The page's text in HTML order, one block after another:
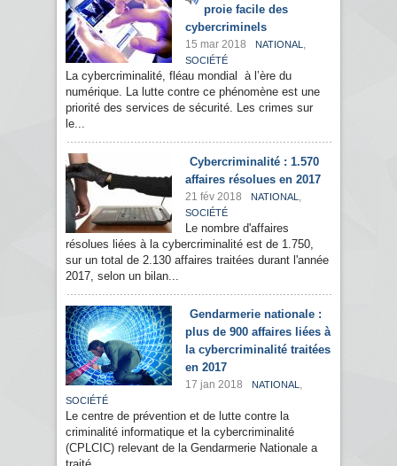
proie facile des
cybercriminels
15 mar 2018 NATIONAL ,
SOCIÉTÉ
La cybercriminalité, fléau mondial à l’ère du
numérique. La lutte contre ce phénomène est une
priorité des services de sécurité. Les crimes sur
le...
Cybercriminalité : 1.570
affaires résolues en 2017
21 fév 2018 NATIONAL ,
SOCIÉTÉ
Le nombre d'affaires
résolues liées à la cybercriminalité est de 1.750,
sur un total de 2.130 affaires traitées durant l'année
2017, selon un bilan...
Gendarmerie nationale :
plus de 900 affaires liées à
la cybercriminalité traitées
en 2017
17 jan 2018 NATIONAL ,
SOCIÉTÉ
Le centre de prévention et de lutte contre la
criminalité informatique et la cybercriminalité
(CPLCIC) relevant de la Gendarmerie Nationale a